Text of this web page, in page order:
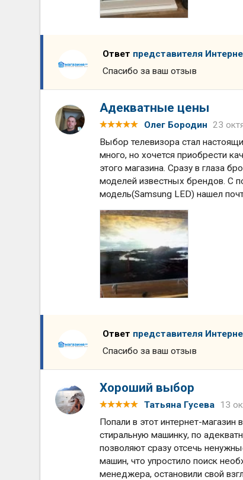
Ответ представителя
Спасибо за ваш отзыв
Адекватные цены
Олег Бородин 23
Выбор телевизора стал
много, но хочется приобрести
этого магазина. Сразу в глаза
моделей известных брендов. С
модель(Sаmsung LED) нашел
Ответ представителя
Спасибо за ваш отзыв
Хороший выбор
Татьяна Гусева
13
Попали в этот интернет-
стиральную машинку, по
позволяют сразу отсечь
машин, что упростило поиск
менеджера, остановили свой